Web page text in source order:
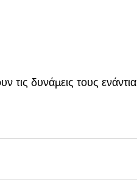
δυνάμεις τους ενάντια